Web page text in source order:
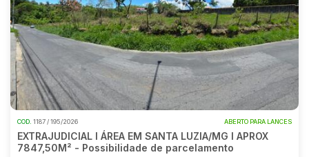
Prédio Comercial
Rural
Terreno
Vaga de Garagem
Veículos
Caminhão
Caminhões
Carro
COD. 1187 / 195/2026 ABERTO PARA LANCES
EXTRAJUDICIAL I ÁREA EM SANTA LUZIA/MG I APROX
7847,50M² - Possibilidade de parcelamento